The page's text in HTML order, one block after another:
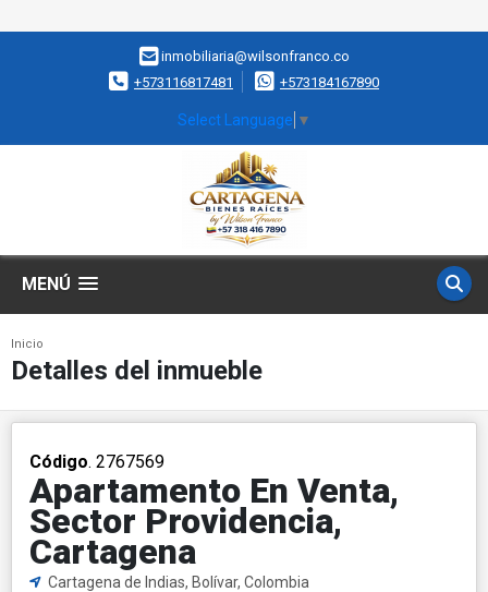
inmobiliaria@wilsonfranco.co
+573116817481
+573184167890
Select Language ▼
MENÚ
Inicio
Detalles del inmueble
Código. 2767569
Apartamento En Venta,
Sector Providencia,
Cartagena
Cartagena de Indias, Bolívar, Colombia